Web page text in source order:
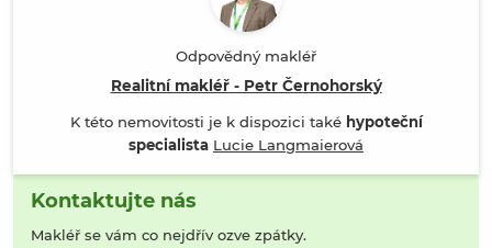
Odpovědný makléř
Realitní makléř - Petr Černohorský
K této nemovitosti je k dispozici také hypoteční
specialista Lucie Langmaierová
Kontaktujte nás
Makléř se vám co nejdřív ozve zpátky.